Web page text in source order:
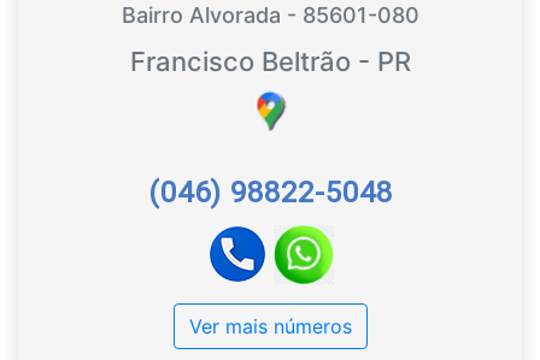
Bairro Alvorada - 85601-080
Francisco Beltrão - PR
(046) 98822-5048
Ver mais números